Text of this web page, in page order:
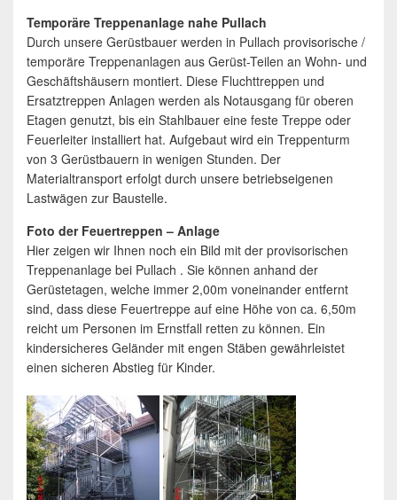
Temporäre Treppenanlage nahe Pullach
Durch unsere Gerüstbauer werden in Pullach provisorische /
temporäre Treppenanlagen aus Gerüst-Teilen an Wohn- und
Geschäftshäusern montiert. Diese Fluchttreppen und
Ersatztreppen Anlagen werden als Notausgang für oberen
Etagen genutzt, bis ein Stahlbauer eine feste Treppe oder
Feuerleiter installiert hat. Aufgebaut wird ein Treppenturm
von 3 Gerüstbauern in wenigen Stunden. Der
Materialtransport erfolgt durch unsere betriebseigenen
Lastwägen zur Baustelle.
Foto der Feuertreppen – Anlage
Hier zeigen wir Ihnen noch ein Bild mit der provisorischen
Treppenanlage bei Pullach . Sie können anhand der
Gerüstetagen, welche immer 2,00m voneinander entfernt
sind, dass diese Feuertreppe auf eine Höhe von ca. 6,50m
reicht um Personen im Ernstfall retten zu können. Ein
kindersicheres Geländer mit engen Stäben gewährleistet
einen sicheren Abstieg für Kinder.